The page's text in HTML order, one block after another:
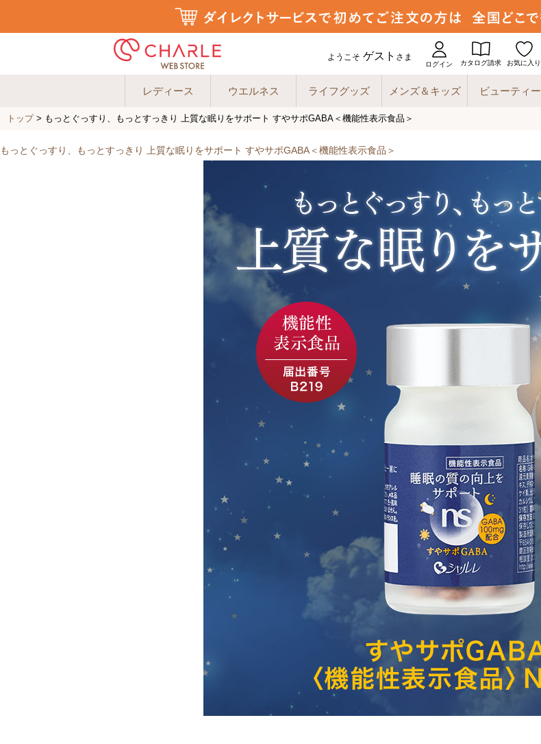
ようこそ ゲスト さま
ログイン カタログ請求 お気に入り
レディース ウエルネス ライフグッズ メンズ＆キッズ ビューティー
トップ> もっとぐっすり、もっとすっきり 上質な眠りをサポート すやサポGABA＜機能性表示食品＞
もっとぐっすり、もっとすっきり 上質な眠りをサポート すやサポGABA＜機能性表示食品＞